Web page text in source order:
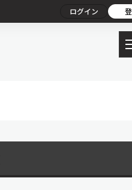
ログイン